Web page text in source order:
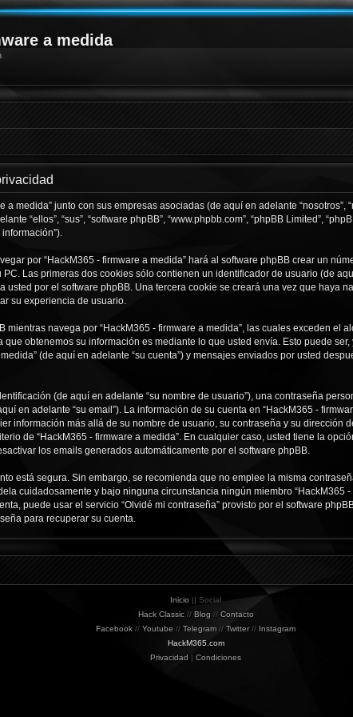
a medida
medida” junto con sus empresas asociadas (de aquí en adelante “nosotros”,
“ellos”, “sus”, “software phpBB”, “www.phpbb.com”, “phpBB Limited”,
por “HackM365 - firmware a medida” hará al software phpBB crear un
Las primeras dos cookies sólo contienen un identificador de usuario (de
usted por el software phpBB. Una tercera cookie se creará una vez que haya
su experiencia de usuario.
navega por “HackM365 - firmware a medida”, las cuales exceden el
obtenemos su información es mediante lo que usted envía. Esto puede
(de aquí en adelante “su cuenta”) y mensajes enviados por usted
(de aquí en adelante “su nombre de usuario”), una contraseña
en adelante “su email”). La información de su cuenta en “HackM365 -
información más allá de su nombre de usuario, su contraseña y su dirección
de “HackM365 - firmware a medida”. En cualquier caso, usted tiene la
los emails generados automáticamente por el software phpBB.
está segura. Sin embargo, se recomienda que no emplee la misma
cuidadosamente y bajo ninguna circunstancia ningún miembro “HackM365
puede usar el servicio “Olvidé mi contraseña” provisto por el software
para recuperar su cuenta.
Inicio || Social
Hack Classic// Blog // Contacto
Facebook // Youtube // Telegram // Twitter// Instagram
HackM365.com
Privacidad | Condiciones